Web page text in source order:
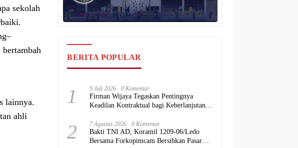
sekolah
lainnya.
ahli
BERITA POPULAR
1 9 Juli 2026 0 Komentar
Firman Wijaya Tegaskan Pentingnya
Keadilan Kontraktual bagi Keberlanjutan
2 7 Agustus 2026 0 Komentar
Bakti TNI AD, Koramil 1209-06/Ledo
Bersama Forkopimcam Bersihkan Pasar